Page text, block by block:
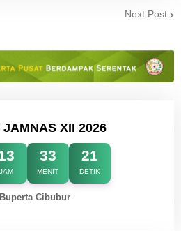
Next Post
JAMNAS XII 2026
JAM
33
MENIT
21
DETIK
Cibubur